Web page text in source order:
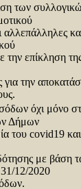
των
και
την επίκληση
για την
όχι μόνο
Δήμων
του covid19
με βάση
12/2020